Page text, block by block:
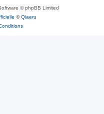
© phpBB Limited
©Qiaeru